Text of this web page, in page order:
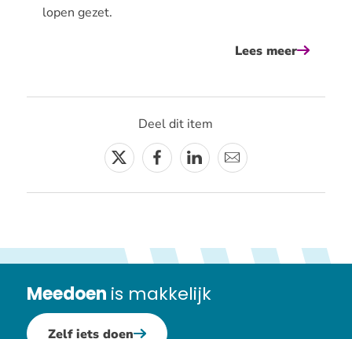
lopen gezet.
Lees meerover
stap
Deel dit item
TwitterFacebookLinkedin
E-
Meedoen is makkelijk
Zelf iets doen